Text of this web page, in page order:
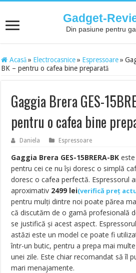
Gadget-
Din pasiune pentru
Acasă » Electrocasnice » Espressoare »
BK – pentru o cafea bine preparată
Gaggia Brera GES-
pentru o cafea bine
Daniela Espressoare
Gaggia Brera GES-15BRERA-BK
pentru cei ce nu își doresc o simplă
doresc o cafea perfectă. Espressorul
aproximativ 2499 lei(verifică preț
pentru mulți dintre noi poate părea
că discutăm de o gamă profesională
se justifică și acest aspect.
astăzi este un model ce poate fi
într-un butic, pentru a prepa mai
unei zile. Este chiar recomandat să îl
mari menajamente.